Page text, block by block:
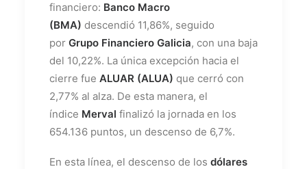
financiero: Banco Macro
(BMA) descendió 11,86%, seguido
por Grupo Financiero Galicia, con una baja
del 10,22%. La única excepción hacia el
cierre fue ALUAR (ALUA) que cerró con
2,77% al alza. De esta manera, el
índice Merval finalizó la jornada en los
654.136 puntos, un descenso de 6,7%.
En esta línea, el descenso de los dólares